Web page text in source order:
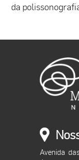
da
Avenida